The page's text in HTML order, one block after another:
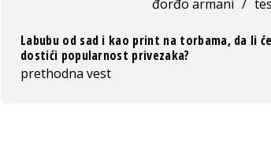
đorđo armani /
Labubu od sad i kao print na torbama, da li će
dostići popularnost privezaka?
prethodna vest